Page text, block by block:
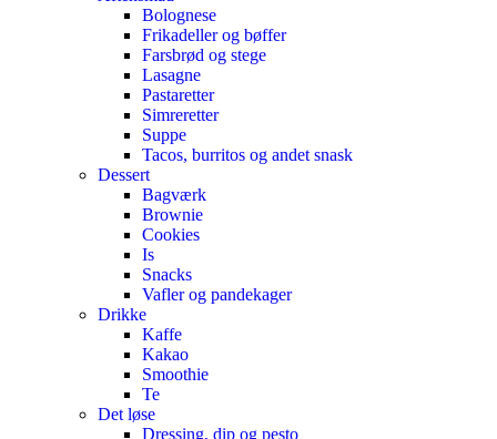
Bolognese
Frikadeller og bøffer
Farsbrød og stege
Lasagne
Pastaretter
Simreretter
Suppe
Tacos, burritos og andet snask
Dessert
Bagværk
Brownie
Cookies
Is
Snacks
Vafler og pandekager
Drikke
Kaffe
Kakao
Smoothie
Te
Det løse
Dressing, dip og pesto